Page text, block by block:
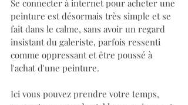
Se connecter à internet pour acheter une
peinture est désormais très simple et se
fait dans le calme, sans avoir un regard
insistant du galeriste, parfois ressenti
comme oppressant et être poussé à
l'achat d'une peinture.
Ici vous pouvez prendre votre temps,